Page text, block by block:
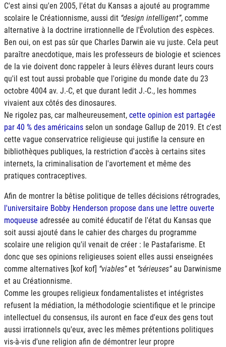
C'est ainsi qu'en 2005, l'état du Kansas a ajouté au programme
scolaire le Créationnisme, aussi dit design intelligent , comme
alternative à la doctrine irrationnelle de l'Évolution des espèces.
Ben oui, on est pas sûr que Charles Darwin aie vu juste. Cela peut
paraître anecdotique, mais les professeurs de biologie et sciences
de la vie doivent donc rappeler à leurs élèves durant leurs cours
qu'il est tout aussi probable que l'origine du monde date du 23
octobre 4004 av. J.-C, et que durant ledit J.-C., les hommes
vivaient aux côtés des dinosaures.
Ne rigolez pas, car malheureusement, cette opinion est partagée
par 40 % des américains selon un sondage Gallup de 2019. Et c'est
cette vague conservatrice religieuse qui justifie la censure en
bibliothèques publiques, la restriction d'accès à certains sites
internets, la criminalisation de l'avortement et même des
pratiques contraceptives.
Afin de montrer la bêtise politique de telles décisions rétrogrades,
l'universitaire Bobby Henderson propose dans une lettre ouverte
moqueuse adressée au comité éducatif de l'état du Kansas que
soit aussi ajouté dans le cahier des charges du programme
scolaire une religion qu'il venait de créer : le Pastafarisme. Et
donc que ses opinions religieuses soient elles aussi enseignées
comme alternatives [kof kof] viables et sérieuses au Darwinisme
et au Créationnisme.
Comme les groupes religieux fondamentalistes et intégristes
refusent la médiation, la méthodologie scientifique et le principe
intellectuel du consensus, ils auront en face d'eux des gens tout
aussi irrationnels qu'eux, avec les mêmes prétentions politiques
vis-à-vis d'une religion afin de démontrer leur propre